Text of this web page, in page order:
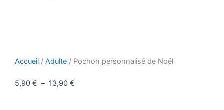
Accueil / Adulte / Pochon personnalisé de Noël
5,90 € – 13,90 €